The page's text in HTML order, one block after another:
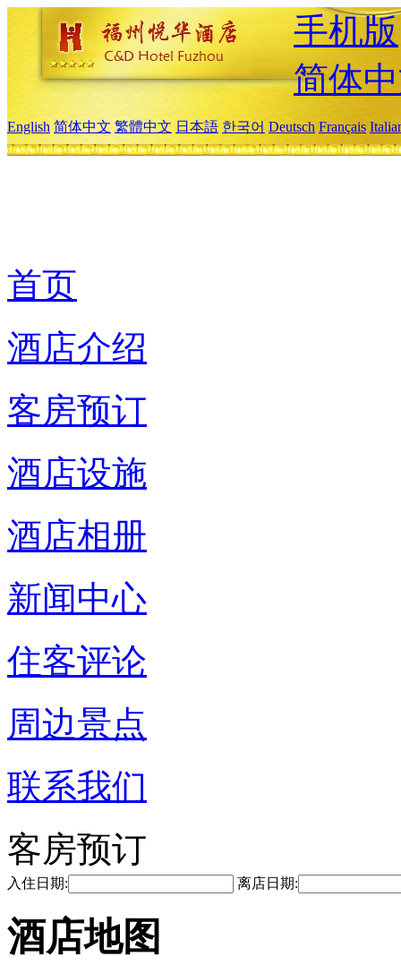
手机版
简体
English 简体中文 繁體中文 日本語 한국어 Deutsch Français
首页
酒店介绍
客房预订
酒店设施
酒店相册
新闻中心
住客评论
周边景点
联系我们
客房预订
入住日期: 离店日期:
酒店地图